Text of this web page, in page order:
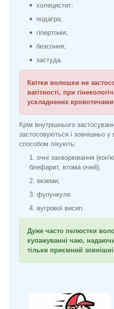
холецистит;
подагра;
гіпертонія;
безсоння;
застуда.
Квітки волошки не
вагітності, при
ускладнених
Крім внутрішнього
застосовуються і зовнішньо
способом лікують:
очні захворювання
блефарит, втома очей);
екземи;
фупункуле
вугрової висип.
Дуже часто пелюстки
купажуванні чаю,
тільки приємний